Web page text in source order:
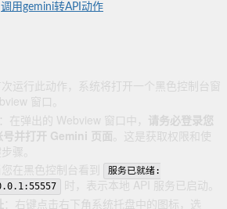
调用gemini转API动作
次运行此动作，系统将打开一个黑色控制台窗
窗口。
：在弹出的 Webview 窗口中， 请务必登录您
并打开 Gemini 页面 。这是获取权限和使
骤。
您在黑色控制台看到
服务已就绪:
时，表示本地 API 服务已启动。
：右键点击右下角系统托盘中的图标，选